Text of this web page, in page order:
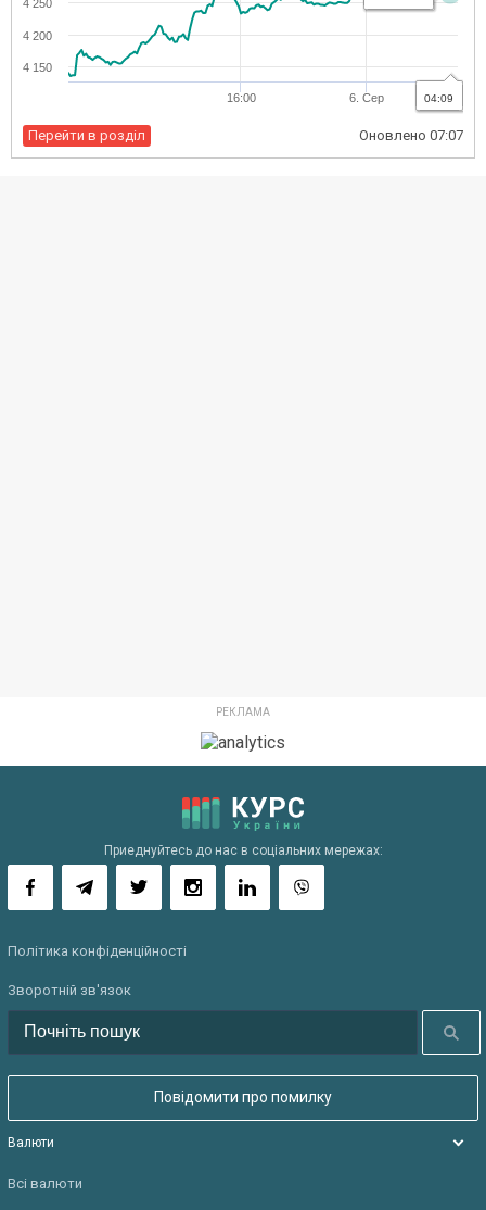
Шукати
Приеднуйтесь до нас в соціальних мережах:
Політика конфіденційності
Зворотній зв'язок
Повідомити про помилку
Валюти
Всі валюти